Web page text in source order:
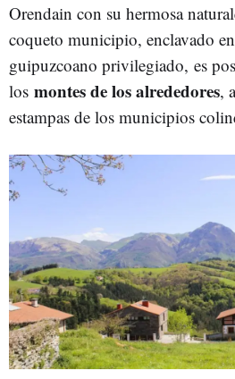
Orendain con su hermosa
coqueto municipio, enclavado
guipuzcoano privilegiado, es
los montes de los alrededores,
estampas de los municipios